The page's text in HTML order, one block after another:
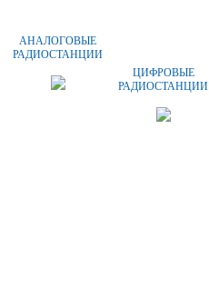
АНАЛОГОВЫЕ
РАДИОСТАНЦИИ
ЦИФРОВЫЕ
РАДИОСТАНЦИИ